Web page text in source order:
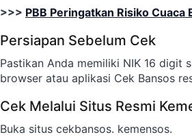
>>> PBB Peringatkan Risiko
Persiapan Sebelum Cek
Pastikan Anda memiliki NIK 16 digit
browser atau aplikasi Cek Bansos
Cek Melalui Situs Resmi
Buka situs cekbansos. kemensos.